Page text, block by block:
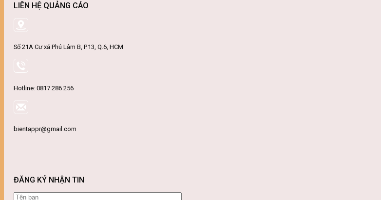
LIÊN HỆ QUẢNG CÁO
Số 21A Cư xá Phú Lâm B, P.13, Q.6, HCM
Hotline: 0817 286 256
bientappr@gmail.com
ĐĂNG KÝ NHẬN TIN